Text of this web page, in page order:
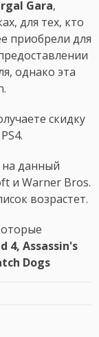
Gara,
для тех, кто
приобрели для
однако эта
скидку
данный
и Warner Bros.
возрастет.
4, Assassin's
Dogs